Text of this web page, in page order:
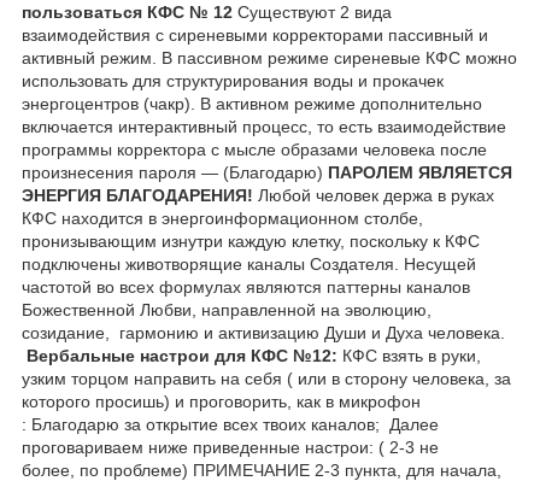
пользоваться КФС № 12 Существуют 2 вида
взаимодействия с сиреневыми корректорами пассивный и
активный режим. В пассивном режиме сиреневые КФС можно
использовать для структурирования воды и прокачек
энергоцентров (чакр). В активном режиме дополнительно
включается интерактивный процесс, то есть взаимодействие
программы корректора с мысле образами человека после
произнесения пароля — (Благодарю) ПАРОЛЕМ ЯВЛЯЕТСЯ
ЭНЕРГИЯ БЛАГОДАРЕНИЯ! Любой человек держа в руках
КФС находится в энергоинформационном столбе,
пронизывающим изнутри каждую клетку, поскольку к КФС
подключены животворящие каналы Создателя. Несущей
частотой во всех формулах являются паттерны каналов
Божественной Любви, направленной на эволюцию,
созидание, гармонию и активизацию Души и Духа человека.
Вербальные настрои для КФС №12: КФС взять в руки,
узким торцом направить на себя ( или в сторону человека, за
которого просишь) и проговорить, как в микрофон
: Благодарю за открытие всех твоих каналов; Далее
проговариваем ниже приведенные настрои: ( 2-3 не
более, по проблеме) ПРИМЕЧАНИЕ 2-3 пункта, для начала,